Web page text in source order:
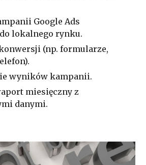
Google Ads
lokalnego rynku.
(np. formularze,
wyników kampanii.
miesięczny z
danymi.